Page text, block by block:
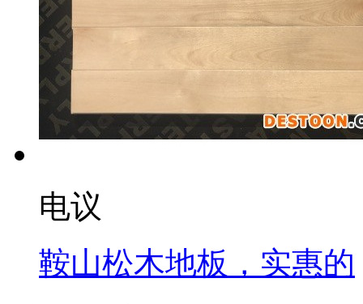
电议
鞍山松木地板，实惠的